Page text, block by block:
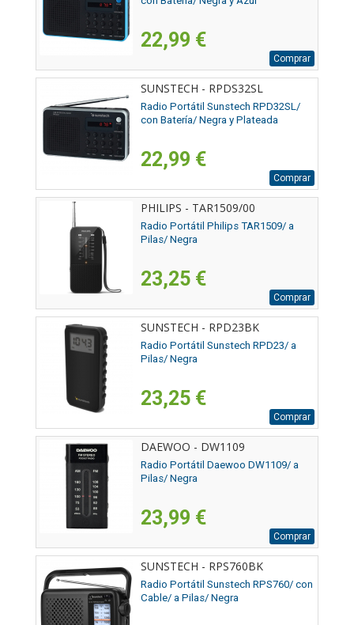
22,99 €
Comprar
SUNSTECH - RPDS32SL
Radio Portátil Sunstech RPD32SL/
con Batería/ Negra y Plateada
22,99 €
Comprar
PHILIPS - TAR1509/00
Radio Portátil Philips TAR1509/ a
Pilas/ Negra
23,25 €
Comprar
SUNSTECH - RPD23BK
Radio Portátil Sunstech RPD23/ a
Pilas/ Negra
23,25 €
Comprar
DAEWOO - DW1109
Radio Portátil Daewoo DW1109/ a
Pilas/ Negra
23,99 €
Comprar
SUNSTECH - RPS760BK
Radio Portátil Sunstech RPS760/ con
Cable/ a Pilas/ Negra